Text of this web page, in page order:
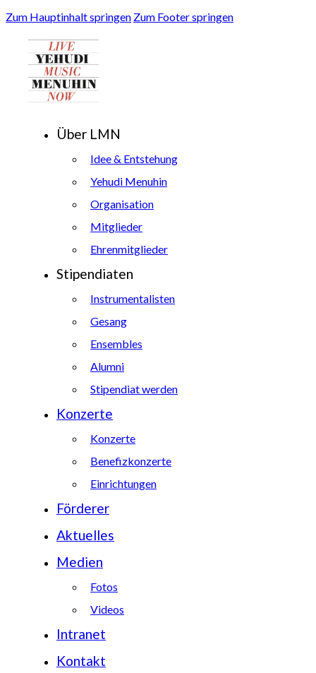
Zum Hauptinhalt springen Zum Footer springen
Über LMN
Idee & Entstehung
Yehudi Menuhin
Organisation
Mitglieder
Ehrenmitglieder
Stipendiaten
Instrumentalisten
Gesang
Ensembles
Alumni
Stipendiat werden
Konzerte
Konzerte
Benefizkonzerte
Einrichtungen
Förderer
Aktuelles
Medien
Fotos
Videos
Intranet
Kontakt